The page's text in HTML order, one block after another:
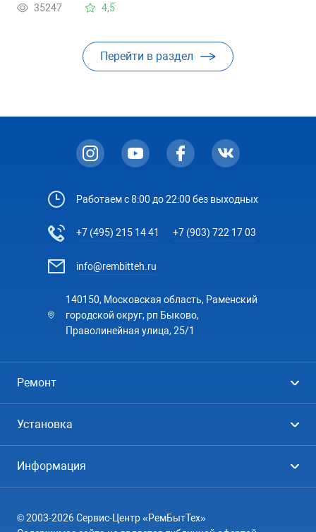
нужна, без нее никак, заранее спасибо
35247 4,5
Перейти в раздел
Работаем с 8:00 до 22:00 без выходных
+7 (495) 215 14 41 +7 (903) 722 17 03
info@rembitteh.ru
140150, Московская область, Раменский
городской округ, рп Быково,
Праволинейная улица, 25/1
Ремонт
Посудомоечные машины
Кондиционеры
Установка
Кондиционеры
Информация
География
© 2003-2026 Сервис-Центр «РемБытТех»